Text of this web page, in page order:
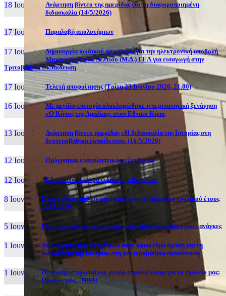
18 Ιουν, 26
Ανάρτηση βίντεο της ημερίδας για τη διαφοροποιημένη
διδασκαλία (14/5/2026)
17 Ιουν, 26 Παραλαβή απολυτήριων
17 Ιουν, 26
Δημιουργία κωδικού ασφαλείας για την ηλεκτρονική υποβολή
Μηχανογραφικού Δελτίου (Μ.Δ.) ΓΕΛ για εισαγωγή στην
Τριτοβάθμια Εκπαίδευση
17 Ιουν, 26 Τελετή αποφοίτησης (Τρίτη 23 Ιουνίου 2026, 21.00)
16 Ιουν, 26
Με μεγάλη επιτυχία ολοκληρώθηκε η περιπατητική ξενάγηση
«Ο Κήπος της Αμαλίας» στον Εθνικό Κήπο
13 Ιουν, 26
Ανάρτηση βίντεο ημερίδας «Η διδασκαλία της Ιστορίας στη
δευτεροβάθμια εκπαίδευση» (16/5/2026)
12 Ιουν, 26 Πρόγραμμα επαναληπτικών εξετάσεων
12 Ιουν, 26 Εξεταστικά κέντρα ειδικών μαθημάτων
8 Ιουν, 26
Παρουσίαση ομίλων και (καινοτόμων) δράσεων σχολικού έτους
2025-2026
5 Ιουν, 26 Εξέταση ατόμων με αναπηρία και ειδικές εκπαιδευτικές ανάγκες
1 Ιουν, 26
Αξιολόγηση συμμετεχόντων στην καινοτόμα δράση για τη
διδασκαλία της Ιστορίας στη δευτεροβάθμια εκπαίδευση
1 Ιουν, 26
Πανελλήνια πρωτιά και ρεκόρ ανακύκλωσης για το σχολείο μας:
Προορισμός... NBA!